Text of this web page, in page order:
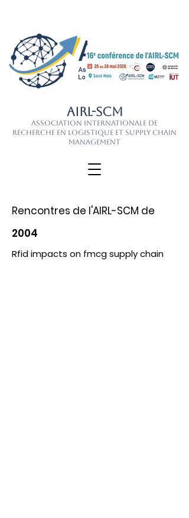
AIRL-SCM
Association Internationale de
Recherche en Logistique et Supply Chain
Management
Rencontres de l'AIRL-SCM de
2004
Rfid impacts on fmcg supply chain